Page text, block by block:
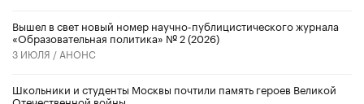
Вышел в свет новый номер научно-публицистического журнала
«Образовательная политика» № 2 (2026)
3 ИЮЛЯ / АНОНС
Школьники и студенты Москвы почтили память героев Великой
Отечественной войны